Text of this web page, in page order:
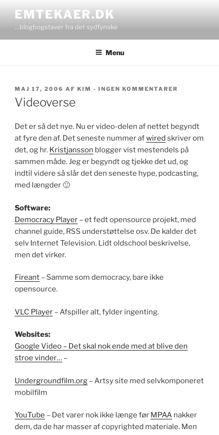
indhold
EMTEKAER.DK
…blogbogstaver fra det sydfynske
Menu
UDGIVET
DEN
MAJ 17, 2006 AF KIM - INGEN KOMMENTARER
Videoverse
Det er så det nye. Nu er video-delen af nettet begyndt
at fyre den af. Det seneste nummer afwired skriver om
det, og hr. Kristjansson blogger vist mestendels på
sammen måde. Jeg er begyndt og tjekke det ud, og
indtil videre så slår det den seneste hype, podcasting,
med længder 🙂
Software:
Democracy Player – et fedt opensource projekt, med
channel guide, RSS understøttelse osv. De kalder det
selv Internet Television. Lidt oldschool beskrivelse,
men det virker.
Fireant – Samme som democracy, bare ikke
opensource.
VLC Player – Afspiller alt, fylder ingenting.
Websites:
Google Video – Det skal nok ende med at blive den
stroe vinder… –
Undergroundfilm.org – Artsy site med selvkomponeret
mobilfilm
YouTube – Det varer nok ikke længe før MPAA nakker
dem, da de har masser af copyrighted materiale. Men